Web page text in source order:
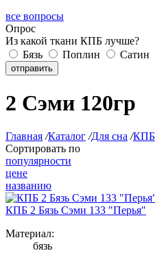
все вопросы
Опрос
Из какой ткани КПБ лучше?
Бязь
Поплин Сатин
отправить
2 Сэми 120гр
Главная /Каталог /Для сна /КПБ
Сортировать по
популярности
цене
названию
КПБ 2 Бязь Сэми 133 "Перья"
Материал:
бязь